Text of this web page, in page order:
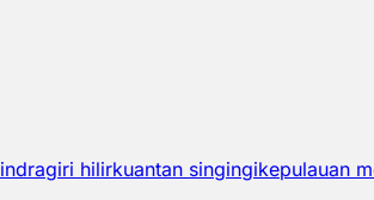
indragiri hilirkuantan singingikepulauan